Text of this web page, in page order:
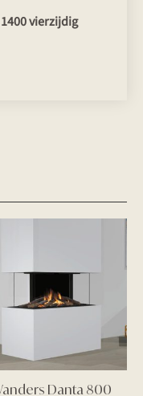
vierzijdig
Danta 800